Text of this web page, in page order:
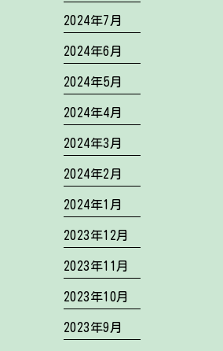
2024年7月
2024年6月
2024年5月
2024年4月
2024年3月
2024年2月
2024年1月
2023年12月
2023年11月
2023年10月
2023年9月